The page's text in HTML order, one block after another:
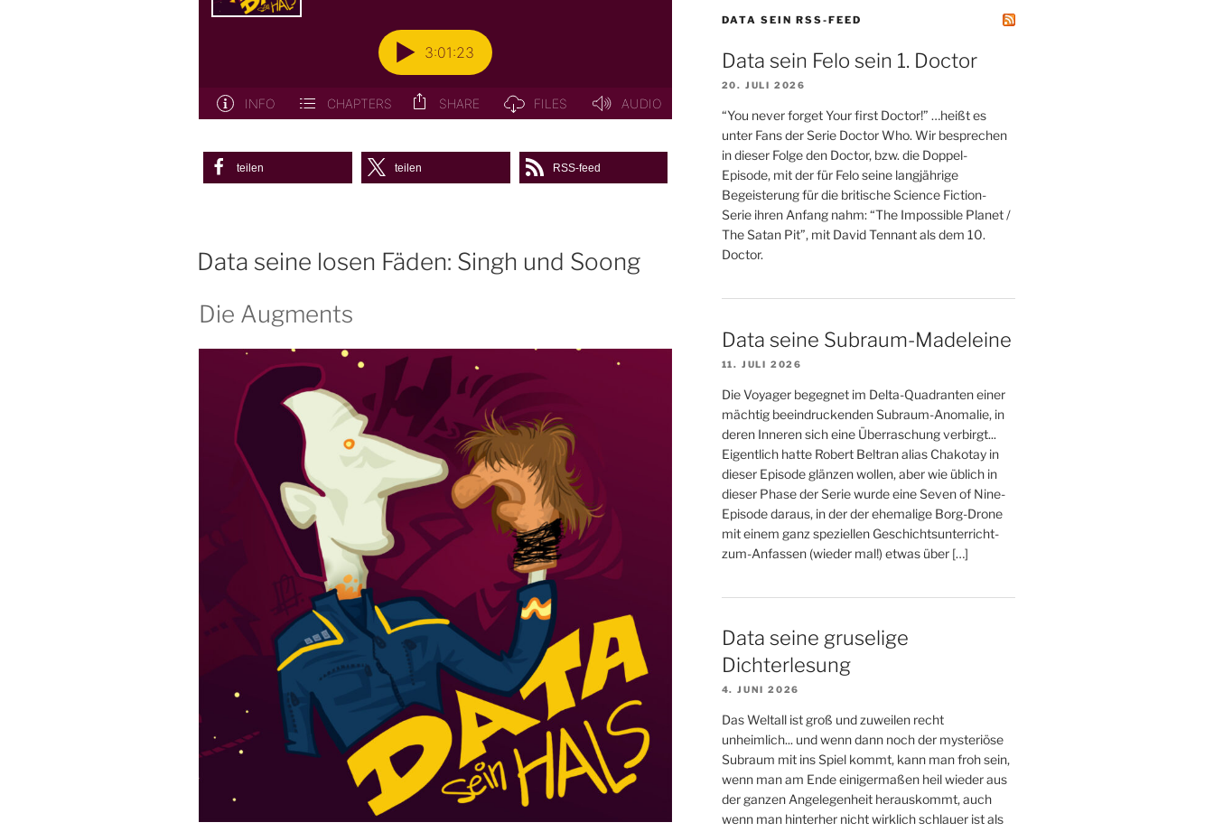
teilen teilen RSS-feed
Data seine losen Fäden: Singh und Soong
Die Augments
DATA SEIN RSS-FEED
Data sein Felo sein 1. Doctor
20. JULI 2026
“You never forget Your first Doctor!” …heißt es
unter Fans der Serie Doctor Who. Wir besprechen
in dieser Folge den Doctor, bzw. die Doppel-
Episode, mit der für Felo seine langjährige
Begeisterung für die britische Science Fiction-
Serie ihren Anfang nahm: “The Impossible Planet /
The Satan Pit”, mit David Tennant als dem 10.
Doctor.
Data seine Subraum-Madeleine
11. JULI 2026
Die Voyager begegnet im Delta-Quadranten einer
mächtig beeindruckenden Subraum-Anomalie, in
deren Inneren sich eine Überraschung verbirgt...
Eigentlich hatte Robert Beltran alias Chakotay in
dieser Episode glänzen wollen, aber wie üblich in
dieser Phase der Serie wurde eine Seven of Nine-
Episode daraus, in der der ehemalige Borg-Drone
mit einem ganz speziellen Geschichtsunterricht-
zum-Anfassen (wieder mal!) etwas über […]
Data seine gruselige
Dichterlesung
4. JUNI 2026
Das Weltall ist groß und zuweilen recht
unheimlich... und wenn dann noch der mysteriöse
Subraum mit ins Spiel kommt, kann man froh sein,
wenn man am Ende einigermaßen heil wieder aus
der ganzen Angelegenheit herauskommt, auch
wenn man hinterher nicht wirklich schlauer ist als